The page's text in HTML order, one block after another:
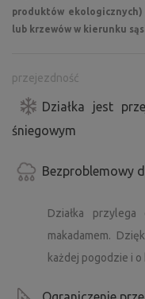
produktów
lub krzewów w kierunku
przejezdność
Działka jest
śniegowym
Bezproblemowy
Działka
makadamem.
każdej pogodzie i